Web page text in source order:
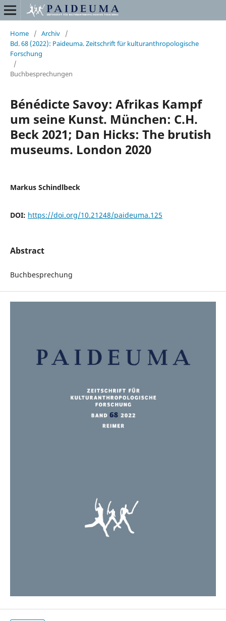
Home / Archiv
/
Bd. 68 (2022): Paideuma. Zeitschrift für kulturanthropologische
Forschung
/
Buchbesprechungen
Bénédicte Savoy: Afrikas Kampf
um seine Kunst. München: C.H.
Beck 2021; Dan Hicks: The brutish
museums. London 2020
Markus Schindlbeck
DOI: https://doi.org/10.21248/paideuma.125
Abstract
Buchbesprechung